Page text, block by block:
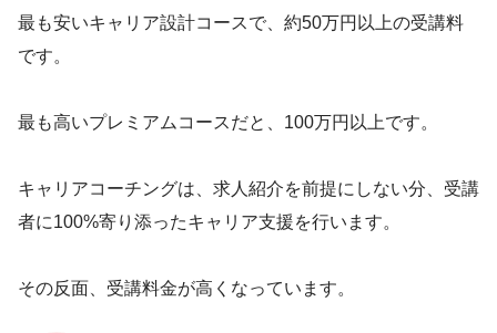
最も安いキャリア設計コースで、約50万円以上の受講料
です。
最も高いプレミアムコースだと、100万円以上です。
キャリアコーチングは、求人紹介を前提にしない分、受講
者に100%寄り添ったキャリア支援を行います。
その反面、受講料金が高くなっています。